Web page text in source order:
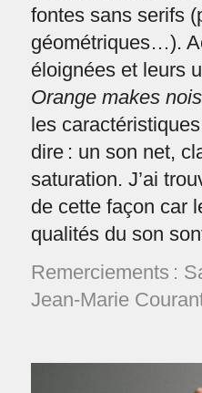
fontes sans serifs
géométriques…).
éloignées et leurs
Orange makes
les
dire : un son net,
saturation. J’ai
de cette façon car
qualités du son
Remerciements :
Jean-Marie